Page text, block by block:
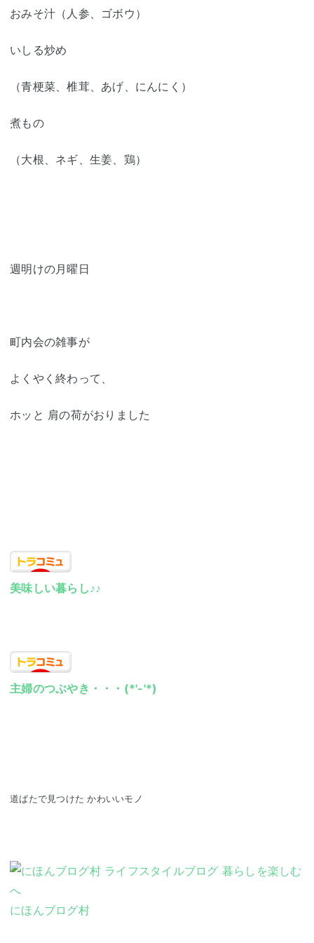
おみそ汁（人参、ゴボウ）
いしる炒め
（青梗菜、椎茸、あげ、にんにく）
煮もの
（大根、ネギ、生姜、鶏）
週明けの月曜日
町内会の雑事が
よくやく終わって、
ホッと 肩の荷がおりました
美味しい暮らし♪♪
主婦のつぶやき・・・(*'-'*)
道ばたで見つけた かわいいモノ
にほんブログ村